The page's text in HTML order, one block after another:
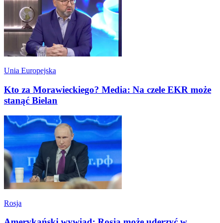
Unia Europejska
Kto za Morawieckiego? Media: Na czele EKR może
stanąć Bielan
Rosja